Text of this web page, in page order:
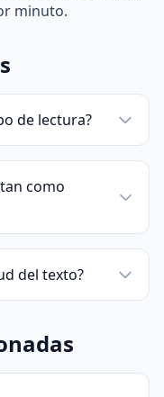
minuto.
de lectura?
como
del texto?